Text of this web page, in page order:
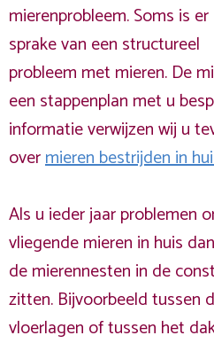
mierenprobleem. Soms is er
sprake van een structureel
probleem met mieren. De
een stappenplan met u
informatie verwijzen wij u
overmieren bestrijden in
Als u ieder jaar problemen
vliegende mieren in huis
de mierennesten in de
zitten. Bijvoorbeeld tussen
vloerlagen of tussen het